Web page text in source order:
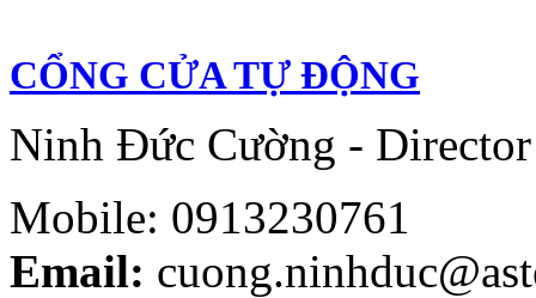
CỔNG CỬA TỰ ĐỘNG
Ninh Đức Cường - Director
Mobile: 0913230761
Email: